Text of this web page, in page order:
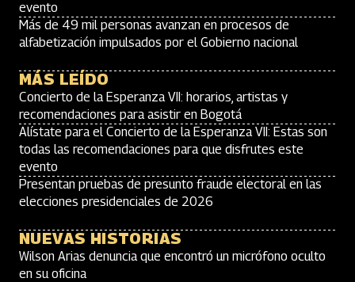
evento
Más de 49 mil personas avanzan en procesos de
alfabetización impulsados por el Gobierno nacional
MÁS LEÍDO
Concierto de la Esperanza VII: horarios, artistas y
recomendaciones para asistir en Bogotá
Alístate para el Concierto de la Esperanza VII: Estas son
todas las recomendaciones para que disfrutes este
evento
Presentan pruebas de presunto fraude electoral en las
elecciones presidenciales de 2026
NUEVAS HISTORIAS
Wilson Arias denuncia que encontró un micrófono oculto
en su oficina